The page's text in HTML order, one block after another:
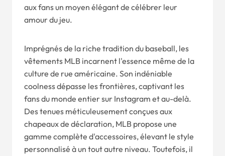
aux fans un moyen élégant de célébrer leur
amour du jeu.
Imprégnés de la riche tradition du baseball, les
vêtements MLB incarnent l'essence même de la
culture de rue américaine. Son indéniable
coolness dépasse les frontières, captivant les
fans du monde entier sur Instagram et au-delà.
Des tenues méticuleusement conçues aux
chapeaux de déclaration, MLB propose une
gamme complète d'accessoires, élevant le style
personnalisé à un tout autre niveau. Toutefois, il